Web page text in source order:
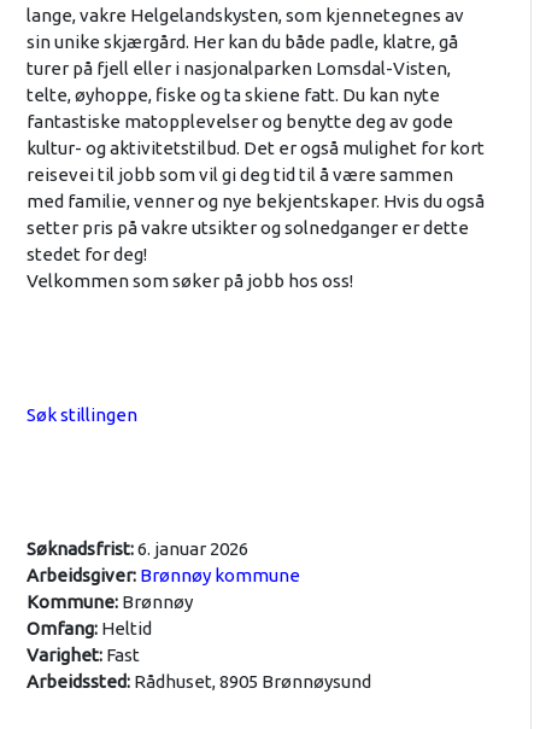
lange, vakre Helgelandskysten, som kjennetegnes av
sin unike skjærgård. Her kan du både padle, klatre, gå
turer på fjell eller i nasjonalparken Lomsdal-Visten,
telte, øyhoppe, fiske og ta skiene fatt. Du kan nyte
fantastiske matopplevelser og benytte deg av gode
kultur- og aktivitetstilbud. Det er også mulighet for kort
reisevei til jobb som vil gi deg tid til å være sammen
med familie, venner og nye bekjentskaper. Hvis du også
setter pris på vakre utsikter og solnedganger er dette
stedet for deg!
Velkommen som søker på jobb hos oss!
Søk stillingen
Søknadsfrist:6. januar 2026
Arbeidsgiver: Brønnøy kommune
Kommune: Brønnøy
Omfang: Heltid
Varighet: Fast
Arbeidssted: Rådhuset, 8905 Brønnøysund